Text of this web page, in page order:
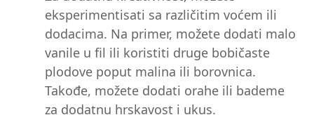
eksperimentisati sa različitim voćem ili
dodacima. Na primer, možete dodati malo
vanile u fil ili koristiti druge bobičaste
plodove poput malina ili borovnica.
Takođe, možete dodati orahe ili bademe
za dodatnu hrskavost i ukus.